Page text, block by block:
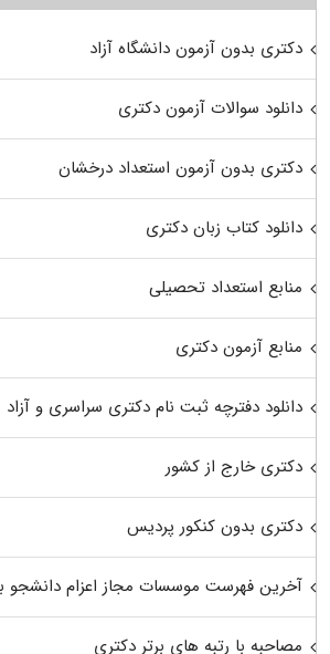
دکتری بدون آزمون دانشگاه آزاد
دانلود سوالات آزمون دکتری
دکتری بدون آزمون استعداد درخشان
دانلود کتاب زبان دکتری
منابع استعداد تحصیلی
منابع آزمون دکتری
دانلود دفترچه ثبت نام دکتری سراسری و آزاد
دکتری خارج از کشور
دکتری بدون کنکور پردیس
آخرین فهرست موسسات مجاز اعزام دانشجو
مصاحبه با رتبه های برتر دکتری